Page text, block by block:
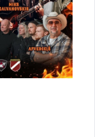
skola 20” – 9,
Gulbenes novadā,